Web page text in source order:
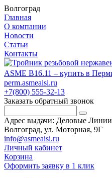
Волгоград
Главная
О компании
Новости
Статьи
Контакты
+7(800) 555-32-13
Заказать обратный звонок
Адрес выдачи: Деловые Линии
Волгоград, ул. Моторная, 9Г
info@asmeaisi.ru
Личный кабинет
Корзина
Оформить заявку в 1 клик